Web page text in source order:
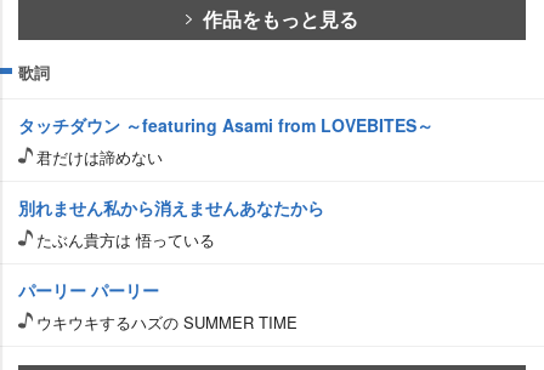
作品をもっと見る
歌詞
タッチダウン ～featuring Asami from LOVEBITES～
君だけは諦めない
別れません私から消えませんあなたから
たぶん貴方は 悟っている
パーリー パーリー
ウキウキするハズの SUMMER TIME